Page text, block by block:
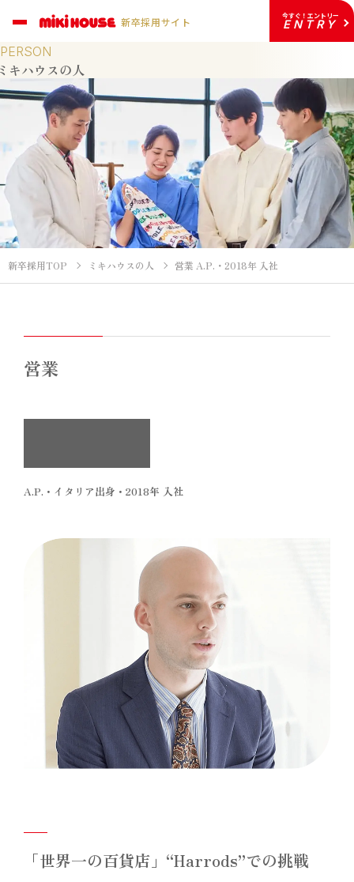
新卒採用サイト 今すぐ！エントリー
ENTRY
PERSON
キハウスの人
新卒採用TOP ミキハウスの人 営業 A.P.・2018年 入社
営業
A.P.・イタリア出身・2018年 入社
「世界一の百貨店」“Harrods”での挑戦